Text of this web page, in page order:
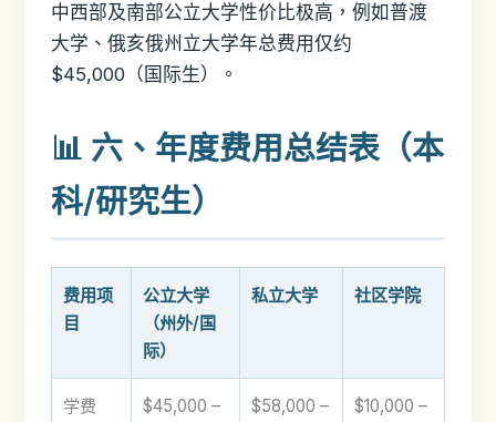
中西部及南部公立大学性价比极高，例如普渡
大学、俄亥俄州立大学年总费用仅约
$45,000（国际生）。
📊 六、年度费用总结表（本
科/研究生）
费用项
目
公立大学
（州外/国
际）
私立大学 社区学院
学费
$45,000 –
$58,000 –
$10,000 –